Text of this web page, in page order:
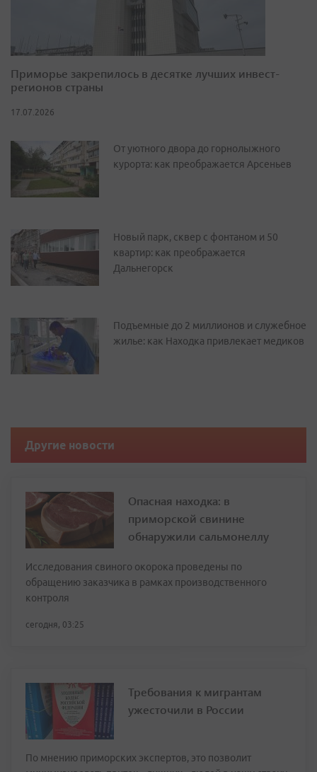
Приморье закрепилось в десятке лучших инвест-
регионов страны
17.07.2026
От уютного двора до горнолыжного
курорта: как преображается Арсеньев
Новый парк, сквер с фонтаном и 50
квартир: как преображается
Дальнегорск
Подъемные до 2 миллионов и служебное
жилье: как Находка привлекает медиков
Другие новости
Опасная находка: в
приморской свинине
обнаружили сальмонеллу
Исследования свиного окорока проведены по
обращению заказчика в рамках производственного
контроля
сегодня, 03:25
Требования к мигрантам
ужесточили в России
По мнению приморских экспертов, это позволит